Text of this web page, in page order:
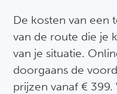
De kosten van een
van de route die je
van je situatie.
doorgaans de
prijzen vanaf €